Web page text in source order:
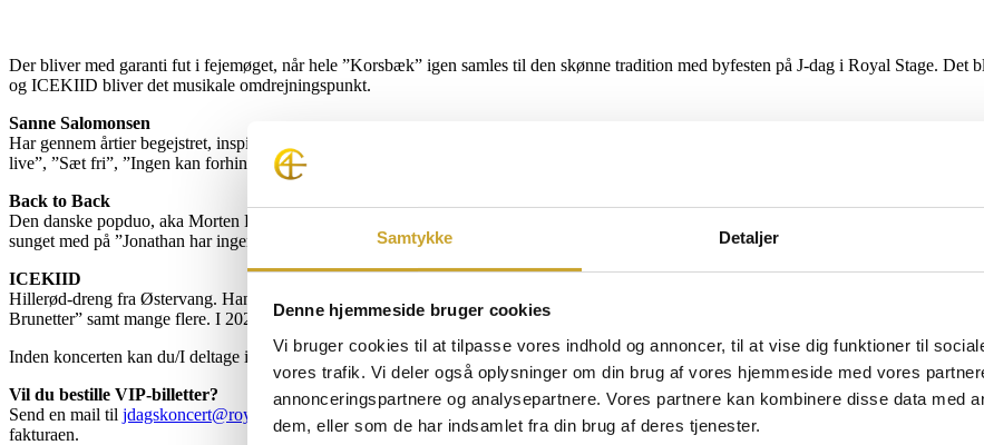
Samtykke Detaljer
Denne hjemmeside bruger cookies
Vi bruger cookies til at tilpasse vores indhold og annoncer, til at vise dig funktioner til
vores trafik. Vi deler også oplysninger om din brug af vores hjemmeside med vores
annonceringspartnere og analysepartnere. Vores partnere kan kombinere disse data med
dem, eller som de har indsamlet fra din brug af deres tjenester.
Der bliver med garanti fut i fejemøget, når hele ”Korsbæk” igen samles til den skønne tradition med byfesten på J-dag i Royal Stage. Det
og ICEKIID bliver det musikale omdrejningspunkt.
Sanne Salomonsen
Har gennem årtier begejstret, inspireret og rørt danskerne. Hun fejrer sit største album ”Sanne” fra 1989. Her kan du glæde dig til et
live”, ”Sæt fri”, ”Ingen kan forhindre” og ”Tænk på mig”.
Back to Back
Den danske popduo, aka Morten Remar og Nis Bøgvad, har siden 1986 skabt liv på dansegulvene med ørehængere som ”Jonathan”,
sunget med på ”Jonathan har ingen venner”? Men det har han så alligevel, for nummeret har været afspillet mere end 11,6 mio. gange på
ICEKIID
Hillerød-dreng fra Østervang. Han er en af Danmarks mest lovende artister og afro-beat sangere med en lang stime af gennemførte hits,
Brunetter” samt mange flere. I 2021 skrev han dansk musikhistorie ved at sikre sig en plads til ”ErruDumEllaHvad” i det populære
Inden koncerten kan du/I deltage i
et eksklusivt VIP-arrangement hvor Rasmus Bjerg blandt andet hylder John Mogensen.Læs
Vil du bestille VIP-billetter?
Send en mail til jdagskoncert@royalstage.dk
med virksomhedsnavn, kontaktperson og antal billetter. Så sender vi en bekræftelse retur
fakturaen.